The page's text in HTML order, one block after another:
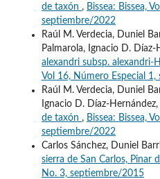
de taxón , Bissea: Bissea,
septiembre/2022
Raúl M. Verdecia, Duniel
Palmarola, Ignacio D. Díaz-
alexandri subsp. alexandri-
Vol 16, Número Especial
Raúl M. Verdecia, Duniel
Ignacio D. Díaz-Hernández,
de taxón , Bissea: Bissea,
septiembre/2022
Carlos Sánchez, Duniel
sierra de San Carlos, Pinar
No. 3, septiembre/2015